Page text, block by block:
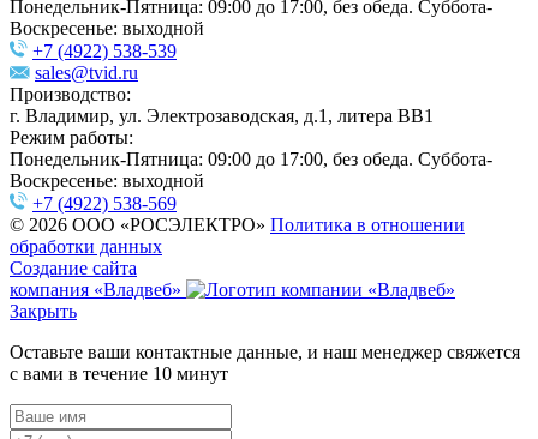
Понедельник-Пятница: 09:00 до 17:00, без обеда. Суббота-
Воскресенье: выходной
+7 (4922) 538-539
sales@tvid.ru
Производство:
г. Владимир, ул. Электрозаводская, д.1, литера ВВ1
Режим работы:
Понедельник-Пятница: 09:00 до 17:00, без обеда. Суббота-
Воскресенье: выходной
+7 (4922) 538-569
© 2026 ООО «РОСЭЛЕКТРО» Политика в отношении
обработки данных
Создание сайта
компания «Владвеб»
Закрыть
Оставьте ваши контактные данные, и наш менеджер свяжется
с вами в течение 10 минут